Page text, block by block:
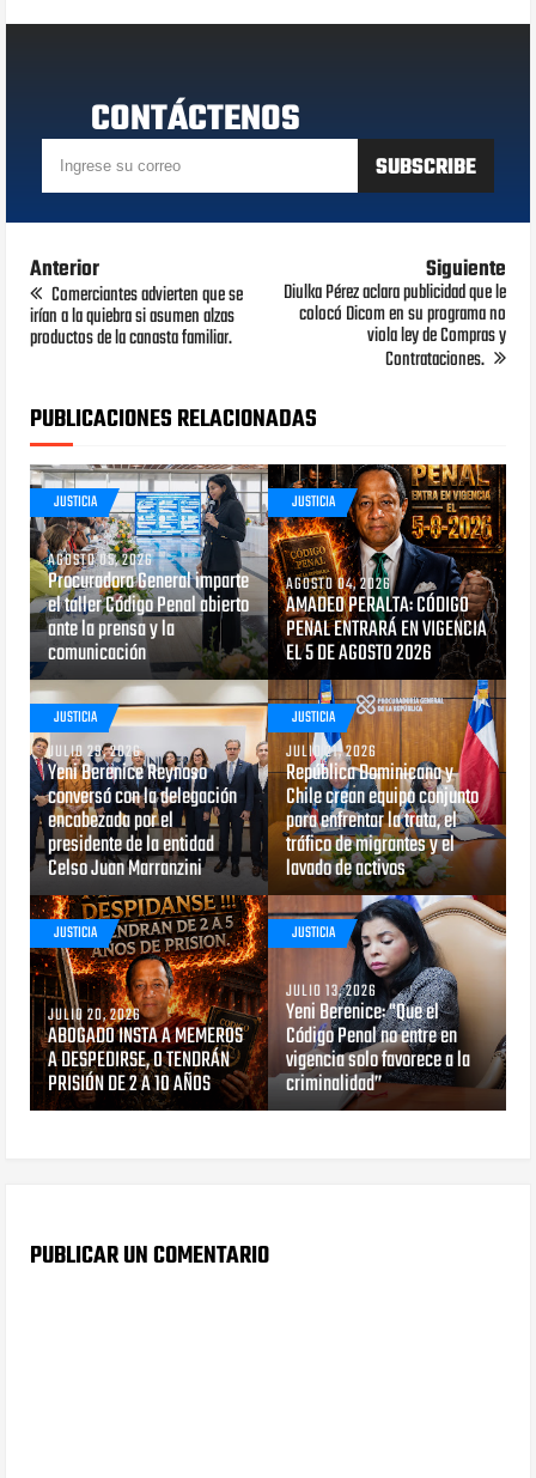
CONTÁCTENOS
Anterior
Comerciantes advierten que se
irían a la quiebra si asumen alzas
productos de la canasta familiar.
Siguiente
Diulka Pérez aclara publicidad que le
colocó Dicom en su programa no
viola ley de Compras y
Contrataciones.
PUBLICACIONES RELACIONADAS
JUSTICIA
AGOSTO 05, 2026
Procuradora General imparte
el taller Código Penal abierto
ante la prensa y la
comunicación
JUSTICIA
AGOSTO 04, 2026
AMADEO PERALTA: CÓDIGO
PENAL ENTRARÁ EN VIGENCIA
EL 5 DE AGOSTO 2026
JUSTICIA
JULIO 29, 2026
Yeni Berenice Reynoso
conversó con la delegación
encabezada por el
presidente de la entidad
Celso Juan Marranzini
JUSTICIA
JULIO 21, 2026
República Dominicana y
Chile crean equipo conjunto
para enfrentar la trata, el
tráfico de migrantes y el
lavado de activos
JUSTICIA
JULIO 20, 2026
ABOGADO INSTA A MEMEROS
A DESPEDIRSE, O TENDRÁN
PRISIÓN DE 2 A 10 AÑOS
JUSTICIA
JULIO 13, 2026
Yeni Berenice: "Que el
Código Penal no entre en
vigencia solo favorece a la
criminalidad”
PUBLICAR UN COMENTARIO